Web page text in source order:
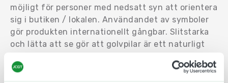
möjligt för personer med nedsatt syn att orientera
sig i butiken / lokalen. Användandet av symboler
gör produkten internationellt gångbar. Slitstarka
och lätta att se gör att golvpilar är ett naturligt
skyltning.